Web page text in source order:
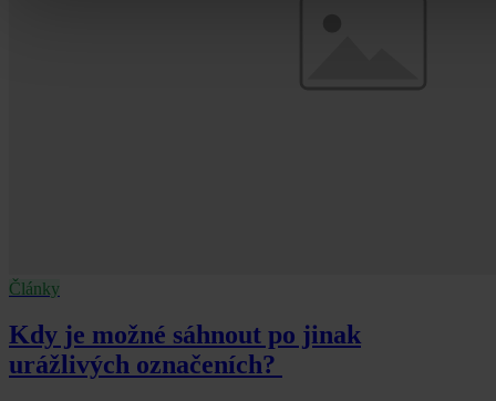
Články
Kdy je možné sáhnout po jinak
urážlivých označeních?